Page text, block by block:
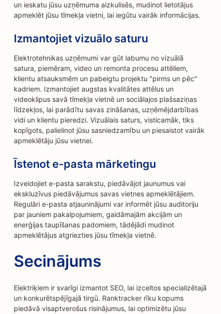
un ieskatu jūsu uzņēmuma aizkulisēs, mudinot lietotājus
apmeklēt jūsu tīmekļa vietni, lai iegūtu vairāk informācijas.
Izmantojiet vizuālo saturu
Elektrotehnikas uzņēmumi var gūt labumu no vizuālā
satura, piemēram, video un remonta procesu attēliem,
klientu atsauksmēm un pabeigtu projektu "pirms un pēc"
kadriem. Izmantojiet augstas kvalitātes attēlus un
videoklipus savā tīmekļa vietnē un sociālajos plašsaziņas
līdzekļos, lai parādītu savas zināšanas, uzņēmējdarbības
vidi un klientu pieredzi. Vizuālais saturs, visticamāk, tiks
kopīgots, palielinot jūsu sasniedzamību un piesaistot vairāk
apmeklētāju jūsu vietnei.
Īstenot e-pasta mārketingu
Izveidojiet e-pasta sarakstu, piedāvājot jaunumus vai
ekskluzīvus piedāvājumus savas vietnes apmeklētājiem.
Regulāri e-pasta atjauninājumi var informēt jūsu auditoriju
par jauniem pakalpojumiem, gaidāmajām akcijām un
enerģijas taupīšanas padomiem, tādējādi mudinot
apmeklētājus atgriezties jūsu tīmekļa vietnē.
Secinājums
Elektriķiem ir svarīgi izmantot SEO, lai izceltos specializētajā
un konkurētspējīgajā tirgū. Ranktracker rīku kopums
piedāvā visaptverošus risinājumus, lai optimizētu jūsu